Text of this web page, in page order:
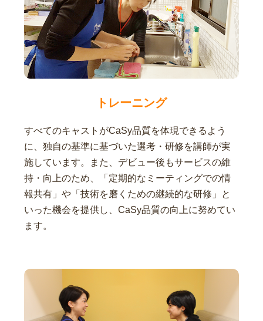
トレーニング
すべてのキャストがCaSy品質を体現できるよう
に、独自の基準に基づいた選考・研修を講師が実
施しています。また、デビュー後もサービスの維
持・向上のため、「定期的なミーティングでの情
報共有」や「技術を磨くための継続的な研修」と
いった機会を提供し、CaSy品質の向上に努めてい
ます。